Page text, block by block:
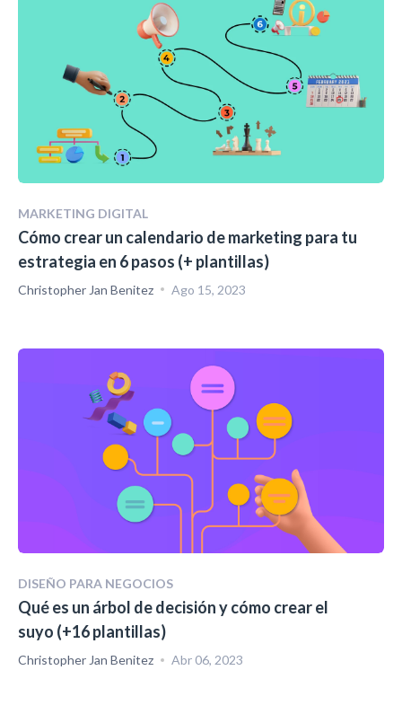
MARKETING DIGITAL
Cómo crear un calendario de marketing para tu
estrategia en 6 pasos (+ plantillas)
Christopher Jan Benitez Ago 15, 2023
DISEÑO PARA NEGOCIOS
Qué es un árbol de decisión y cómo crear el
suyo (+16 plantillas)
Christopher Jan Benitez Abr 06, 2023